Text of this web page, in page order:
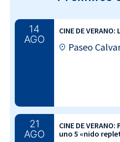
14
AGO
CINE DE
Paseo
21
AGO
CINE DE
uno 5 «nido